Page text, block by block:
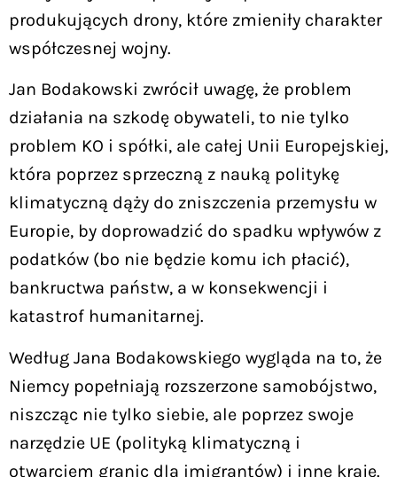
produkujących drony, które zmieniły charakter
współczesnej wojny.
Jan Bodakowski zwrócił uwagę, że problem
działania na szkodę obywateli, to nie tylko
problem KO i spółki, ale całej Unii Europejskiej,
która poprzez sprzeczną z nauką politykę
klimatyczną dąży do zniszczenia przemysłu w
Europie, by doprowadzić do spadku wpływów z
podatków (bo nie będzie komu ich płacić),
bankructwa państw, a w konsekwencji i
katastrof humanitarnej.
Według Jana Bodakowskiego wygląda na to, że
Niemcy popełniają rozszerzone samobójstwo,
niszcząc nie tylko siebie, ale poprzez swoje
narzędzie UE (polityką klimatyczną i
otwarciem granic dla imigrantów) i inne kraje.